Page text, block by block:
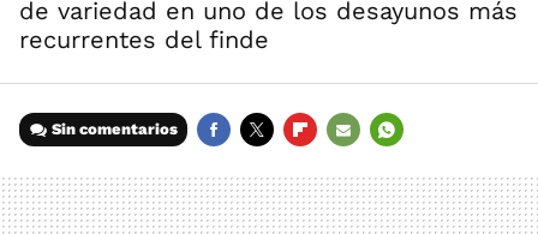
de variedad en uno de los desayunos más
recurrentes del finde
Sin comentarios
MAIL